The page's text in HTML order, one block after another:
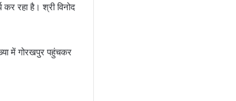
रहा है। श्री विनोद
में गोरखपुर पहुंचकर